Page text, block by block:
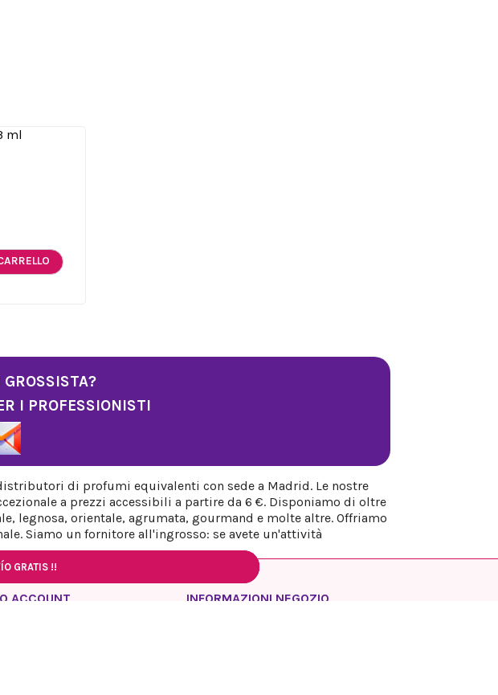
GRATIS !!
GRATIS !!
I PROFESSIONISTI
di profumi equivalenti con sede a Madrid. Le nostre
a prezzi accessibili a partire da 6 €. Disponiamo di oltre
legnosa, orientale, agrumata, gourmand e molte altre. Offriamo
Siamo un fornitore all'ingrosso: se avete un'attività
ACCOUNT INFORMAZIONI NEGOZIO
GRATIS !!
GRATIS !!